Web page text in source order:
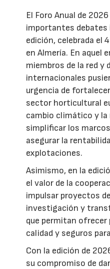
El Foro Anual de
importantes debates
edición, celebrada el
en Almería. En aquel
miembros de la red y
internacionales
urgencia de
sector horticultural
cambio climático y la
simplificar los
asegurar la
explotaciones.
Asimismo, en la
el valor de la
impulsar proyectos
investigación y
que permitan
calidad y seguros
Con la edición de
su compromiso de